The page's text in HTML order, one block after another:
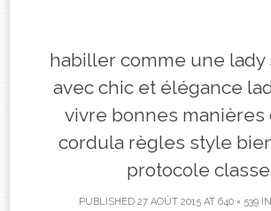
habiller comme une lady
avec chic et élégance
vivre bonnes manières
cordula règles style
protocole classe
PUBLISHED 27 AOÛT 2015AT 640 × 539IN